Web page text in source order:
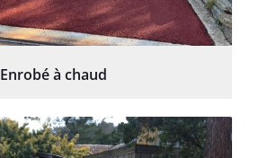
Enrobé à chaud